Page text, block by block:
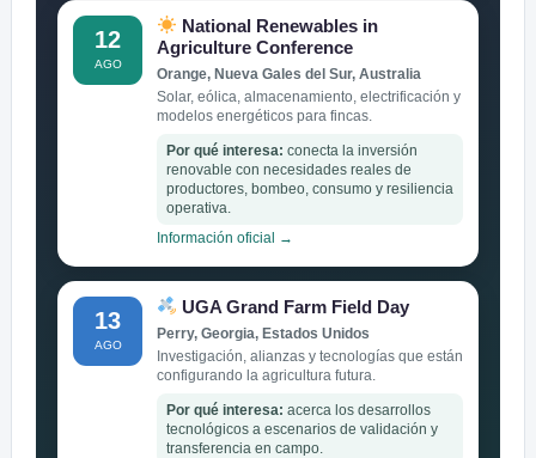
12
AGO
National Renewables in
Agriculture Conference
Orange, Nueva Gales del Sur, Australia
Solar, eólica, almacenamiento, electrificación y
modelos energéticos para fincas.
Por qué interesa: conecta la inversión
renovable con necesidades reales de
productores, bombeo, consumo y resiliencia
operativa.
Información oficial →
13
AGO
UGA Grand Farm Field Day
Perry, Georgia, Estados Unidos
Investigación, alianzas y tecnologías que están
configurando la agricultura futura.
Por qué interesa: acerca los desarrollos
tecnológicos a escenarios de validación y
transferencia en campo.